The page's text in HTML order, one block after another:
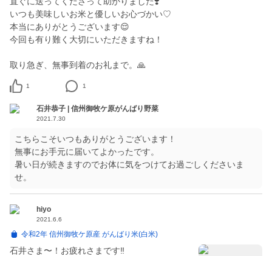
いつも美味しいお米と優しいお心づかい♡
本当にありがとうございます😌
今回も有り難く大切にいただきますね！
取り急ぎ、無事到着のお礼まで。🙏
1 1
石井恭子 | 信州御牧ケ原がんばり野菜
2021.7.30
こちらこそいつもありがとうございます！
無事にお手元に届いてよかったです。
暑い日が続きますのでお体に気をつけてお過ごしくださいま
hiyo
2021.6.6
令和2年 信州御牧ケ原産 がんばり米(白米)
石井さま〜！お疲れさまです‼︎